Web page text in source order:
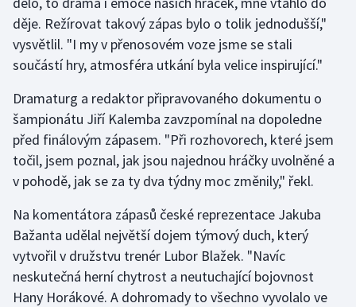
Stolní tenis
Triatlon
Vodní slalom
Volejbal
děje. Režírovat takový zápas bylo o tolik jednodušší,"
vysvětlil. "I my v přenosovém voze jsme se stali
součástí hry, atmosféra utkání byla velice inspirující."
Dramaturg a redaktor připravovaného dokumentu o
šampionátu Jiří Kalemba zavzpomínal na dopoledne
před finálovým zápasem. "Při rozhovorech, které jsem
točil, jsem poznal, jak jsou najednou hráčky uvolněné a
v pohodě, jak se za ty dva týdny moc změnily," řekl.
Na komentátora zápasů české reprezentace Jakuba
Bažanta udělal největší dojem týmový duch, který
vytvořil v družstvu trenér Lubor Blažek. "Navíc
neskutečná herní chytrost a neutuchající bojovnost
Hany Horákové. A dohromady to všechno vyvolalo ve